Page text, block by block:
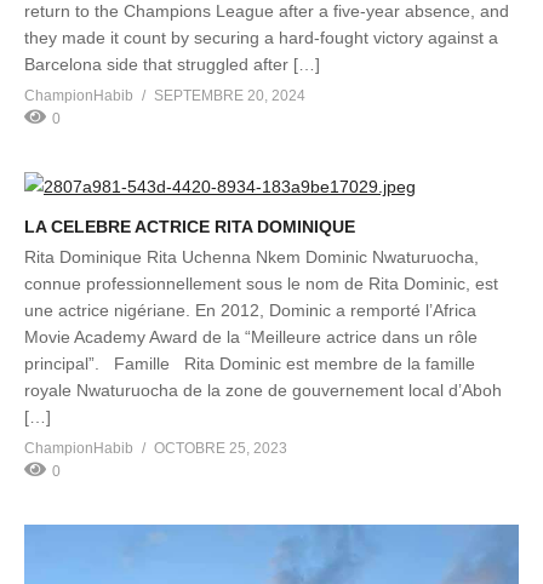
return to the Champions League after a five-year absence, and
they made it count by securing a hard-fought victory against a
Barcelona side that struggled after […]
ChampionHabib
SEPTEMBRE 20, 2024
0
LA CELEBRE ACTRICE RITA DOMINIQUE
Rita Dominique Rita Uchenna Nkem Dominic Nwaturuocha,
connue professionnellement sous le nom de Rita Dominic, est
une actrice nigériane. En 2012, Dominic a remporté l’Africa
Movie Academy Award de la “Meilleure actrice dans un rôle
principal”. Famille Rita Dominic est membre de la famille
royale Nwaturuocha de la zone de gouvernement local d’Aboh
[…]
ChampionHabib
OCTOBRE 25, 2023
0